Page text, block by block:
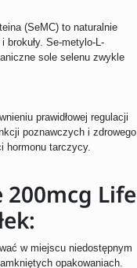
(SeMC) to naturalnie
Se-metylo-L-
sole selenu zwykle
prawidłowej regulacji
poznawczych i zdrowego
hormonu tarczycy.
200mcg Life
w miejscu niedostępnym
opakowaniach.